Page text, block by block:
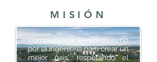
MISIÓN
Compartimos el entusiasmo
por la ingeniería para crear un
mejor país, respetando el